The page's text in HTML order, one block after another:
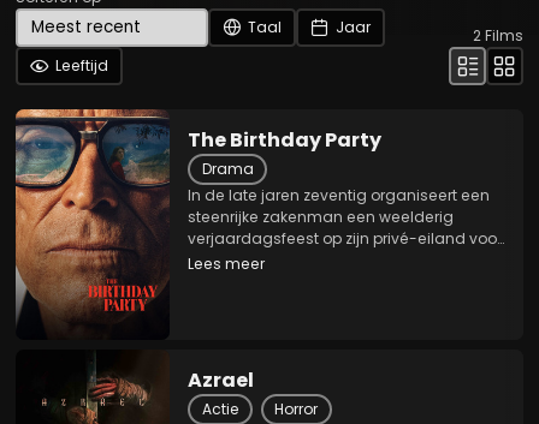
Taal
Jaar
Leeftijd
2Films
The Birthday Party
Drama
In de late jaren zeventig organiseert een
steenrijke zakenman een weelderig
verjaardagsfeest op zijn privé-eiland voor
zijn enige erfgenaam, zijn dochter Sofia.
Lees meer
Azrael
Actie
Horror